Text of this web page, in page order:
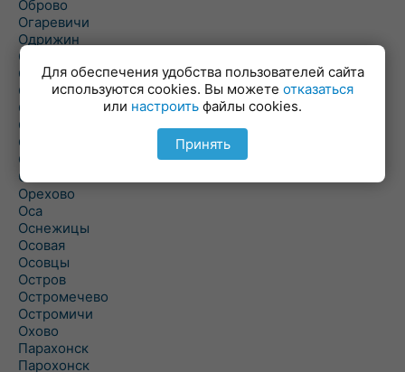
Оброво
Огаревичи
Одрижин
Оздамичи
Озяты
Олтуш
Ольманы
Ольпень
Ольшаны
Омельная
Ополь
Орехово
Оса
Оснежицы
Осовая
Осовцы
Остров
Остромечево
Остромичи
Охово
Парахонск
Парохонск
Для обеспечения удобства пользователей сайта
используются cookies. Вы можете отказаться
или настроить файлы cookies.
Принять